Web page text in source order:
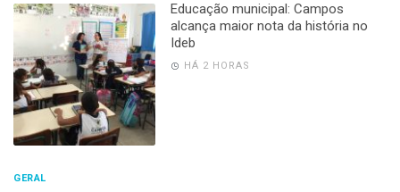
Educação municipal: Campos
alcança maior nota da história no
Ideb
HÁ 2 HORAS
GERAL